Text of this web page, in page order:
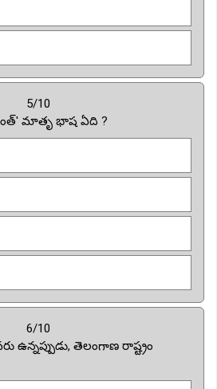
5/10
మాతృ భాష ఏది ?
6/10
ఉన్నప్పుడు, తెలంగాణ రాష్ట్రం